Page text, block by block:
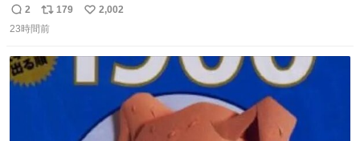
う魔力あるのよな
返
信
2
リ
ポ
ト
数
179
い
2,002
23時間前